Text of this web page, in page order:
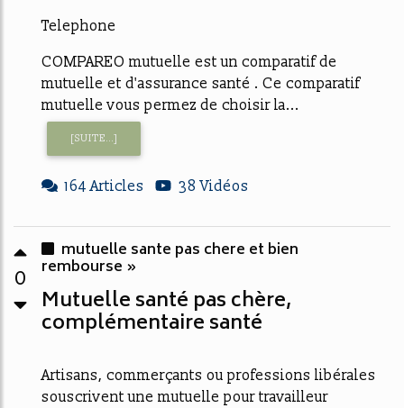
Telephone
COMPAREO mutuelle est un comparatif de
mutuelle et d'assurance santé . Ce comparatif
mutuelle vous permez de choisir la...
[SUITE...]
164 Articles 38 Vidéos
0
mutuelle sante pas chere et bien
rembourse »
Mutuelle santé pas chère,
complémentaire santé
Artisans, commerçants ou professions libérales
souscrivent une mutuelle pour travailleur